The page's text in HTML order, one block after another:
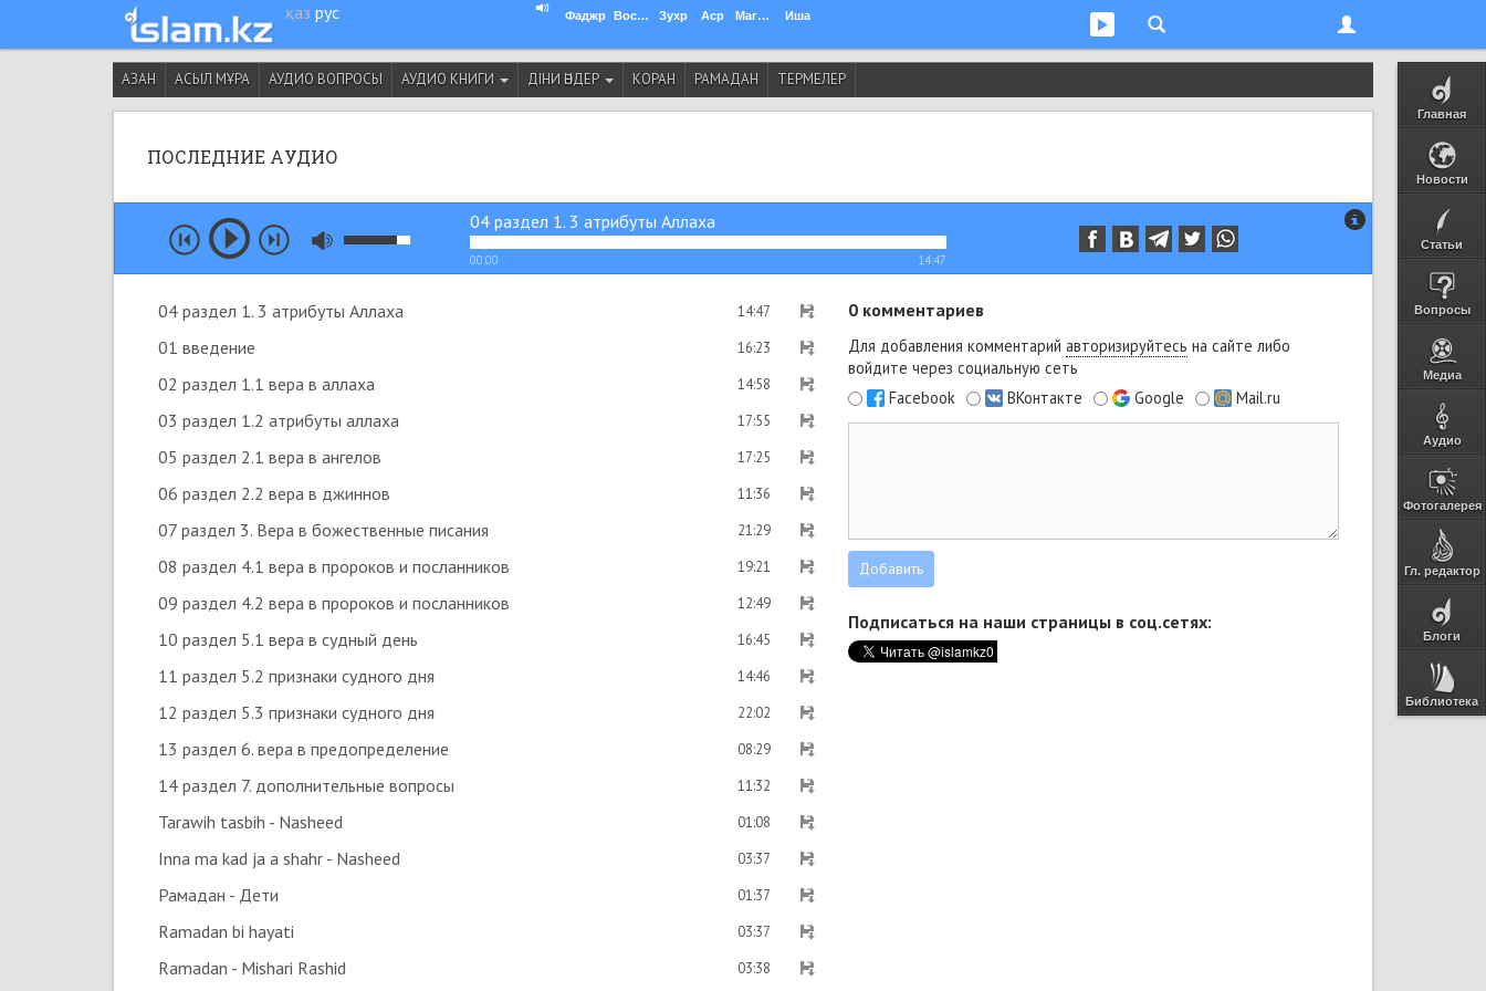
қаз рус Фаджр Восход Зухр Аср Магриб Иша
Главная
Новости
Статьи
Вопросы
Медиа
Аудио
Фотогалерея
Гл. редактор
Блоги
Библиотека
АЗАН АСЫЛ МҰРА АУДИО ВОПРОСЫ АУДИО КНИГИ ДІНИ ӘНДЕР КОРАН РАМАДАН ТЕРМЕЛЕР
ПОСЛЕДНИЕ АУДИО
04 раздел 1. 3 атрибуты Аллаха
00:00 14:47
04 раздел 1. 3 атрибуты Аллаха 14:47
01 введение 16:23
02 раздел 1.1 вера в аллаха 14:58
03 раздел 1.2 атрибуты аллаха 17:55
05 раздел 2.1 вера в ангелов 17:25
06 раздел 2.2 вера в джиннов 11:36
07 раздел 3. Вера в божественные писания 21:29
08 раздел 4.1 вера в пророков и посланников 19:21
09 раздел 4.2 вера в пророков и посланников 12:49
10 раздел 5.1 вера в судный день 16:45
11 раздел 5.2 признаки судного дня 14:46
12 раздел 5.3 признаки судного дня 22:02
13 раздел 6. вера в предопределение 08:29
14 раздел 7. дополнительные вопросы 11:32
Tarawih tasbih - Nasheed 01:08
Inna ma kad ja a shahr - Nasheed 03:37
Рамадан - Дети 01:37
Ramadan bi hayati 03:37
Ramadan - Mishari Rashid 03:38
0комментариев
Для добавления комментарий авторизируйтесь на сайте либо
войдите через социальную сеть
Facebook
ВКонтакте Google Mail.ru
Подписаться на наши страницы в соц.сетях: